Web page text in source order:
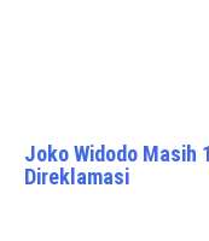
Joko Widodo Masih
Direklamasi